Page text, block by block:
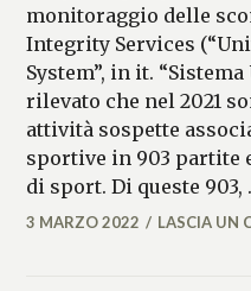
monitoraggio delle
Integrity Services
System”, in it.
rilevato che nel 2021
attività sospette
sportive in 903 partite
di sport. Di queste 903,
MICAELA
3 MARZO 2022 LASCIA UN